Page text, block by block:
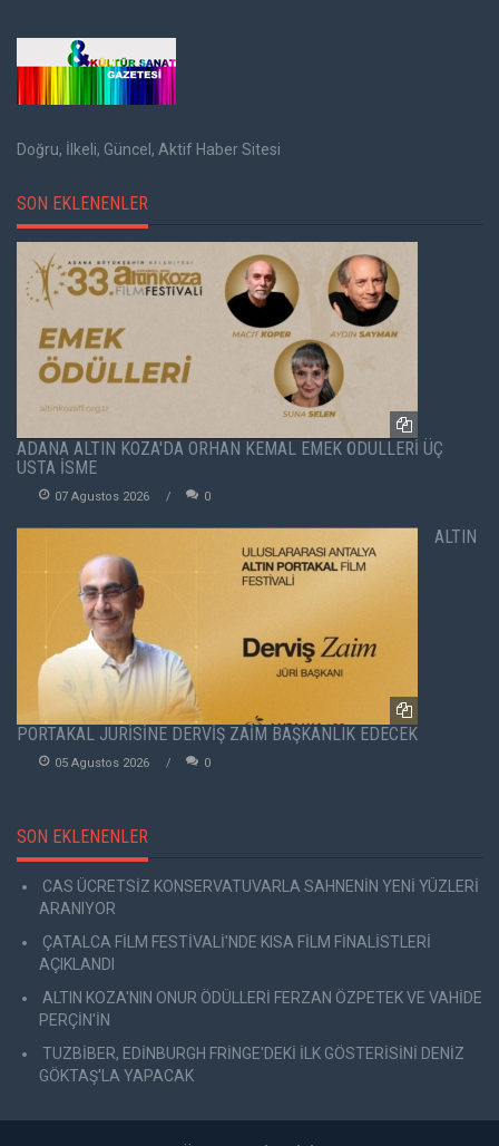
Doğru, İlkeli, Güncel, Aktif Haber Sitesi
SON EKLENENLER
ADANA ALTIN KOZA'DA ORHAN KEMAL EMEK ÖDÜLLERİ ÜÇ
USTA İSME
07 Agustos 2026 0
ALTIN
PORTAKAL JÜRİSİNE DERVİŞ ZAİM BAŞKANLIK EDECEK
05 Agustos 2026 0
SON EKLENENLER
CAS ÜCRETSİZ KONSERVATUVARLA SAHNENİN YENİ YÜZLERİ
ARANIYOR
ÇATALCA FİLM FESTİVALİ'NDE KISA FİLM FİNALİSTLERİ
AÇIKLANDI
ALTIN KOZA'NIN ONUR ÖDÜLLERİ FERZAN ÖZPETEK VE VAHİDE
PERÇİN'İN
TUZBİBER, EDİNBURGH FRİNGE'DEKİ İLK GÖSTERİSİNİ DENİZ
GÖKTAŞ'LA YAPACAK